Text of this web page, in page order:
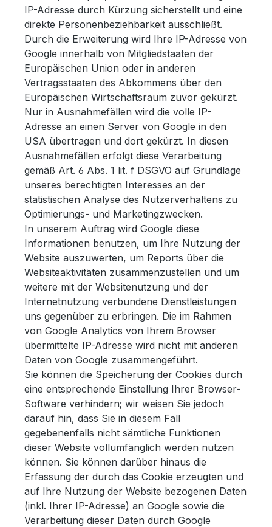
IP-Adresse durch Kürzung sicherstellt und eine
direkte Personenbeziehbarkeit ausschließt.
Durch die Erweiterung wird Ihre IP-Adresse von
Google innerhalb von Mitgliedstaaten der
Europäischen Union oder in anderen
Vertragsstaaten des Abkommens über den
Europäischen Wirtschaftsraum zuvor gekürzt.
Nur in Ausnahmefällen wird die volle IP-
Adresse an einen Server von Google in den
USA übertragen und dort gekürzt. In diesen
Ausnahmefällen erfolgt diese Verarbeitung
gemäß Art. 6 Abs. 1 lit. f DSGVO auf Grundlage
unseres berechtigten Interesses an der
statistischen Analyse des Nutzerverhaltens zu
Optimierungs- und Marketingzwecken.
In unserem Auftrag wird Google diese
Informationen benutzen, um Ihre Nutzung der
Website auszuwerten, um Reports über die
Websiteaktivitäten zusammenzustellen und um
weitere mit der Websitenutzung und der
Internetnutzung verbundene Dienstleistungen
uns gegenüber zu erbringen. Die im Rahmen
von Google Analytics von Ihrem Browser
übermittelte IP-Adresse wird nicht mit anderen
Daten von Google zusammengeführt.
Sie können die Speicherung der Cookies durch
eine entsprechende Einstellung Ihrer Browser-
Software verhindern; wir weisen Sie jedoch
darauf hin, dass Sie in diesem Fall
gegebenenfalls nicht sämtliche Funktionen
dieser Website vollumfänglich werden nutzen
können. Sie können darüber hinaus die
Erfassung der durch das Cookie erzeugten und
auf Ihre Nutzung der Website bezogenen Daten
(inkl. Ihrer IP-Adresse) an Google sowie die
Verarbeitung dieser Daten durch Google